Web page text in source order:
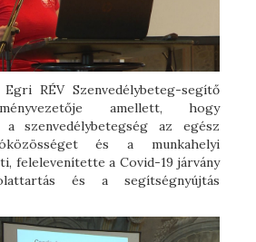
RÉV Szenvedélybeteg-segítő
amellett, hogy
szenvedélybetegség az egész
és a munkahelyi
felelevenítette a Covid-19 járvány
és a segítségnyújtás